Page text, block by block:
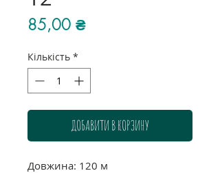
85,00 ₴Ціна
Кількість *
ДОБАВИТИ В КОРЗИНУ
Довжина: 120 м